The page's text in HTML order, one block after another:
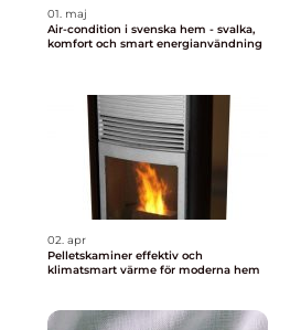
01. maj
Air-condition i svenska hem - svalka,
komfort och smart energianvändning
02. apr
Pelletskaminer effektiv och
klimatsmart värme för moderna hem